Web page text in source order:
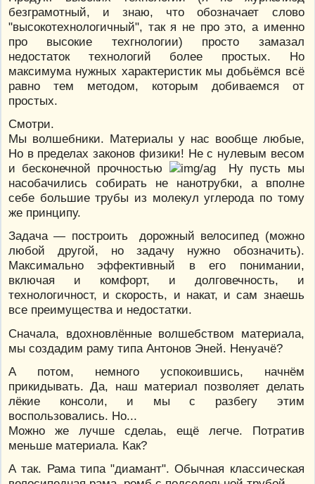
безграмотный, и знаю, что обозначает слово
"высокотехнологичный", так я не про это, а именно
про высокие техгнологии) просто замазал
недостаток технологий более простых. Но
максимума нужных характеристик мы добьёмся всё
равно тем методом, которым добиваемся от
простых.
Смотри.
Мы волшебники. Материалы у нас вообще любые,
Но в пределах законов физики! Не с нулевым весом
и бесконечной прочностью
Ну пусть мы
насобачились собирать не нанотрубки, а вполне
себе большие трубы из молекул углерода по тому
же принципу.
Задача — построить дорожный велосипед (можно
любой другой, но задачу нужно обозначить).
Максимально эффективный в его понимании,
включая и комфорт, и долговечность, и
технологичност, и скорость, и накат, и сам знаешь
все преимущества и недостатки.
Сначала, вдохновлённые волшебством материала,
мы создадим раму типа Антонов Эней. Ненуачё?
А потом, немного успокоившись, начнём
прикидывать. Да, наш материал позволяет делать
лёкие консоли, и мы с разбегу этим
воспользовались. Но...
Можно же лучше сделаь, ещё легче. Потратив
меньше материала. Как?
А так. Рама типа "диамант". Обычная классическая